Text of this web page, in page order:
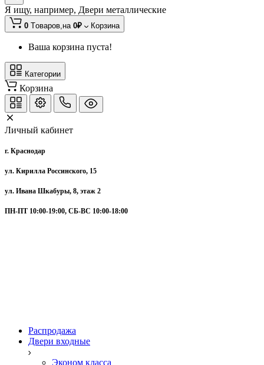
Я ищу, например, Двери металлические
0 Tоваров,на 0₽ Корзина
Ваша корзина пуста!
Категории
Корзина
Личный кабинет
г. Краснодар
ул. Кирилла Россинского, 15
ул. Ивана Шкабуры, 8, этаж 2
ПН-ПТ 10:00-19:00, СБ-ВС 10:00-18:00
Распродажа
Двери входные
Эконом класса